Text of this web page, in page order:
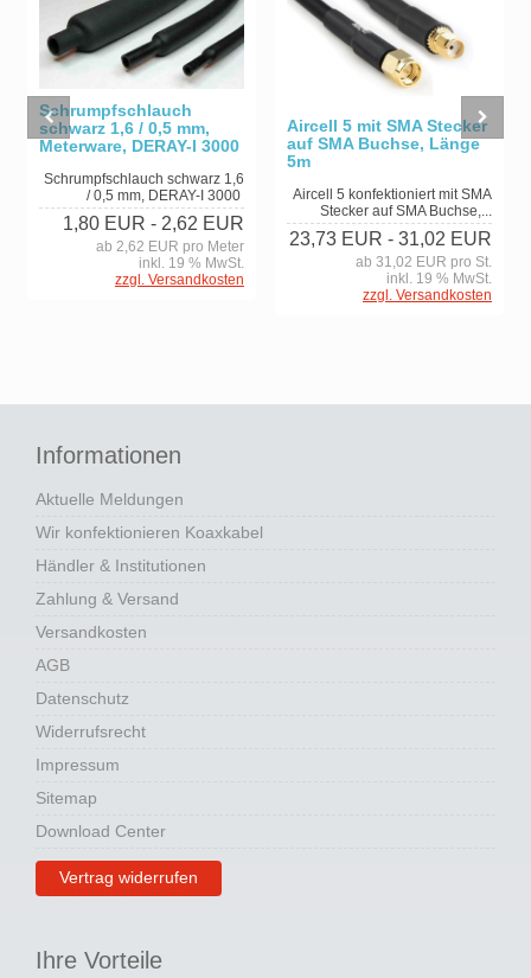
Schrumpfschlauch
schwarz 1,6 / 0,5 mm,
Meterware, DERAY-I 3000
Schrumpfschlauch schwarz 1,6
/ 0,5 mm, DERAY-I 3000
1,80 EUR - 2,62 EUR
ab 2,62 EUR pro Meter
inkl. 19 % MwSt.
zzgl. Versandkosten
Aircell 5 mit SMA Stecker
auf SMA Buchse, Länge
5m
Aircell 5 konfektioniert mit SMA
Stecker auf SMA Buchse,...
23,73 EUR - 31,02 EUR
ab 31,02 EUR pro St.
inkl. 19 % MwSt.
zzgl. Versandkosten
Informationen
Aktuelle Meldungen
Wir konfektionieren Koaxkabel
Händler & Institutionen
Zahlung & Versand
Versandkosten
AGB
Datenschutz
Widerrufsrecht
Impressum
Sitemap
Download Center
Vertrag widerrufen
Ihre Vorteile